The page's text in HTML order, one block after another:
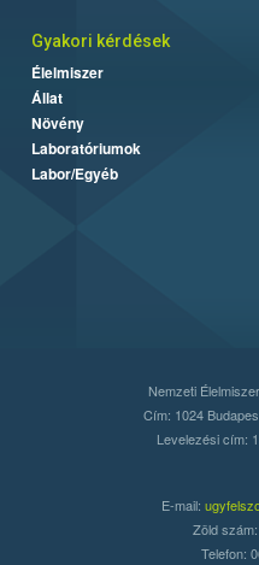
Gyakori kérdések
Élelmiszer
Állat
Növény
Laboratóriumok
Labor/Egyéb
Nemzeti
Cím: 1024
Levelezési cím:
E-mail:
Zöld
Telefon: